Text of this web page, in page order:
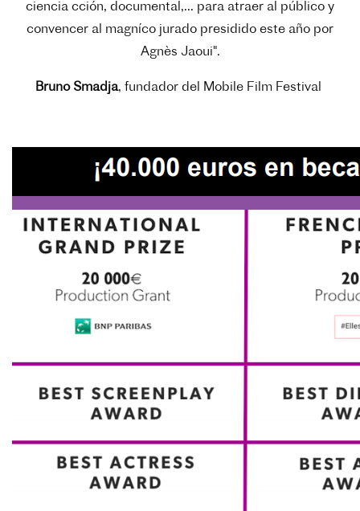
ciencia cción, documental,... para atraer al público y
convencer al magníco jurado presidido este año por
Agnès Jaoui".
Bruno Smadja, fundador del Mobile Film Festival